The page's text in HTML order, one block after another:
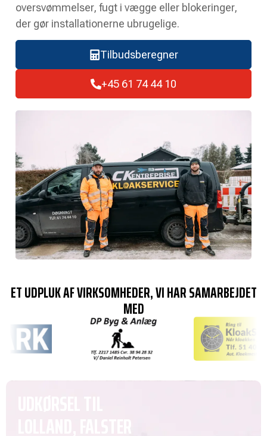
oversvømmelser, fugt i vægge eller blokeringer,
der gør installationerne ubrugelige.
Tilbudsberegner
+45 61 74 44 10
ET UDPLUK AF VIRKSOMHEDER, VI HAR SAMARBEJDET
MED